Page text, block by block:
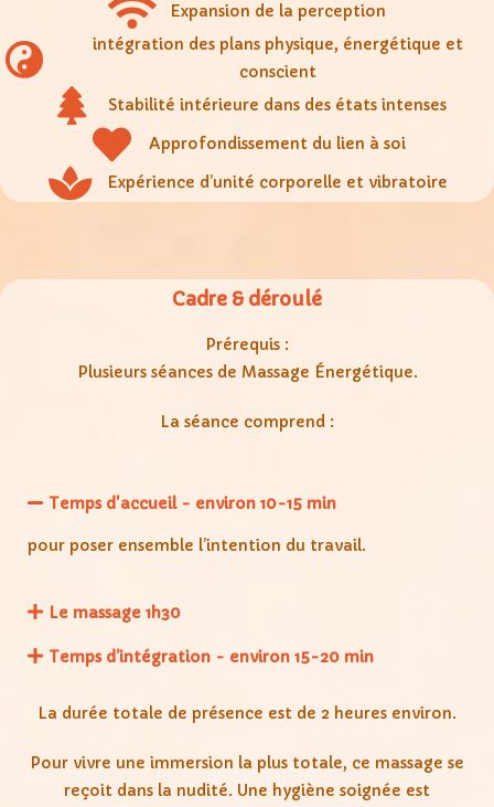
Expansion de la perception
intégration des plans physique, énergétique et
conscient
Stabilité intérieure dans des états intenses
Approfondissement du lien à soi
Expérience d’unité corporelle et vibratoire
Cadre & déroulé
Prérequis :
Plusieurs séances de Massage Énergétique.
La séance comprend :
Temps d'accueil - environ 10-15 min
pour poser ensemble l’intention du travail.
Le massage 1h30
Temps d’intégration - environ 15-20 min
La durée totale de présence est de 2 heures environ.
Pour vivre une immersion la plus totale, ce massage se
reçoit dans la nudité. Une hygiène soignée est